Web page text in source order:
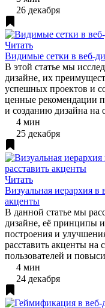
26 декабря
Читать
Видимые сетки в веб-
В этой статье мы
дизайне, их
успешных проектов и
ценные рекомендации
и созданию дизайна на
4 мин
25 декабря
Читать
Визуальная иерархия в
акценты
В данной статье мы
дизайне, её принципы
построения и
расставить акценты на
пользователей и
4 мин
24 декабря